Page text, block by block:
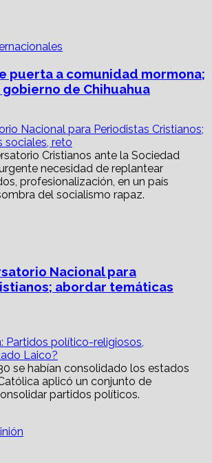
puerta a comunidad mormona;
de Chihuahua
Nacional para Periodistas Cristianos;
sociales, reto
Nacional para
abordar temáticas
Partidos político-religiosos,
Laico?